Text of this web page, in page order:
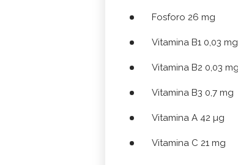
Fosforo 26 mg
Vitamina B1 0,03 mg
Vitamina B2 0,03 mg
Vitamina B3 0,7 mg
Vitamina A 42 µg
Vitamina C 21 mg